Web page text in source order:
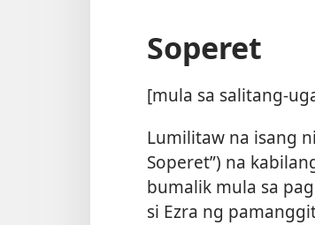
Soperet
[mula sa salitang-
Lumilitaw na isang
Soperet”) na
bumalik mula sa
si Ezra ng